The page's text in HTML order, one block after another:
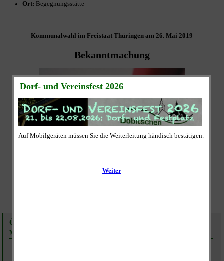
Ort: Begegnungsstätte
Kommunalwahl im Freistaat Thüringen am 26. Mai 2019
Bekanntmachung
Öffentliche Sitzung des Wahlausschusses für die Wahl der
Mitglieder des Gemeinderates der Gemeinde Dobitschen